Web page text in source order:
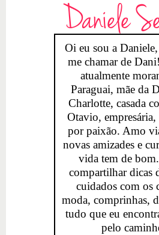
Daniele
Oi eu sou a
me chamar de
atualmente
Paraguai, mãe da
Charlotte, casada
Otavio,
por paixão. Amo
novas amizades e
vida tem de
compartilhar dicas
cuidados com os
moda, comprinhas,
tudo que eu
pelo